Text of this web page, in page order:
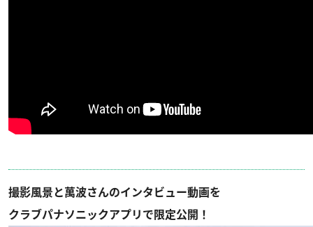
撮影風景と萬波さんのインタビュー動画を
クラブパナソニックアプリで限定公開！